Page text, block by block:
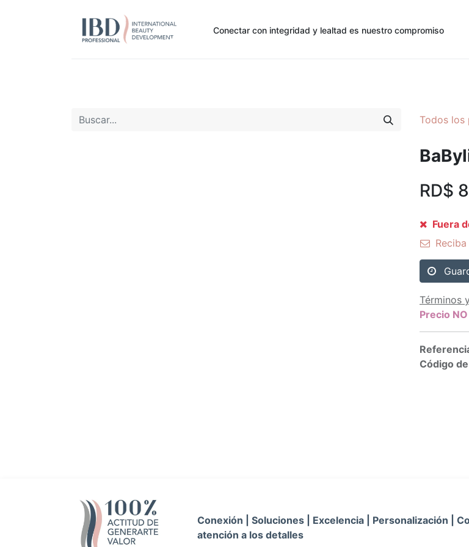
Conectar con integridad y lealtad es nuestro compromiso
Todos los
RD$
Fuera
Términos
Precio
Código
Conexión | Soluciones | Excelencia | Personalización |
atención a los detalles